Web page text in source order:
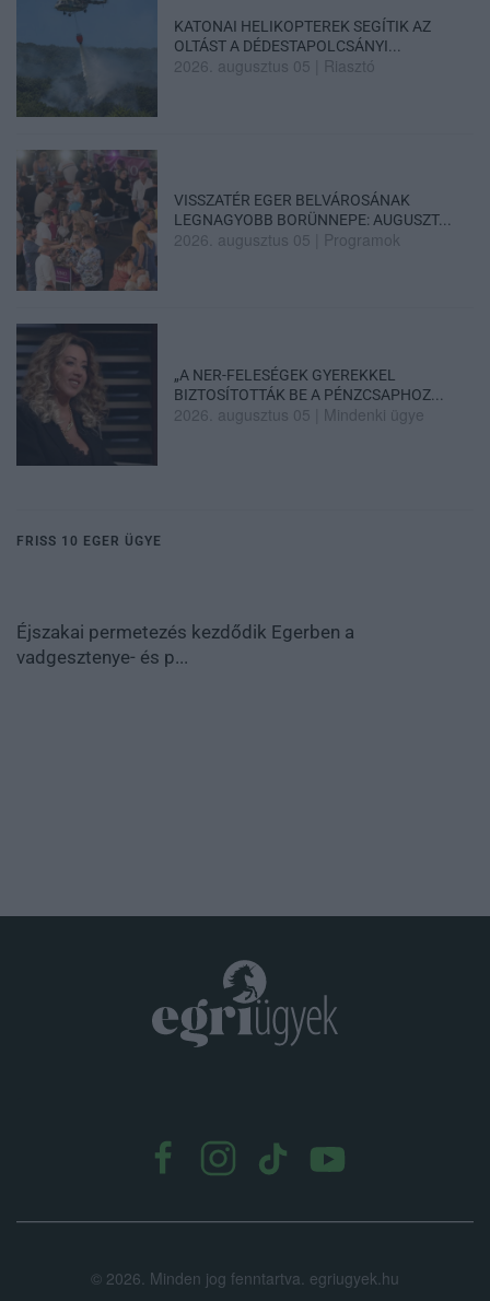
KATONAI HELIKOPTEREK SEGÍTIK AZ
OLTÁST A DÉDESTAPOLCSÁNYI...
2026. augusztus 05 Riasztó
VISSZATÉR EGER BELVÁROSÁNAK
LEGNAGYOBB BORÜNNEPE: AUGUSZT...
2026. augusztus 05 Programok
„A NER-FELESÉGEK GYEREKKEL
BIZTOSÍTOTTÁK BE A PÉNZCSAPHOZ...
2026. augusztus 05 Mindenki ügye
FRISS 10 EGER ÜGYE
Éjszakai permetezés kezdődik Egerben a
vadgesztenye- és p...
© 2026. Minden jog fenntartva. egriugyek.hu